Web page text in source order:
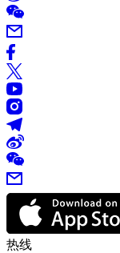
热线